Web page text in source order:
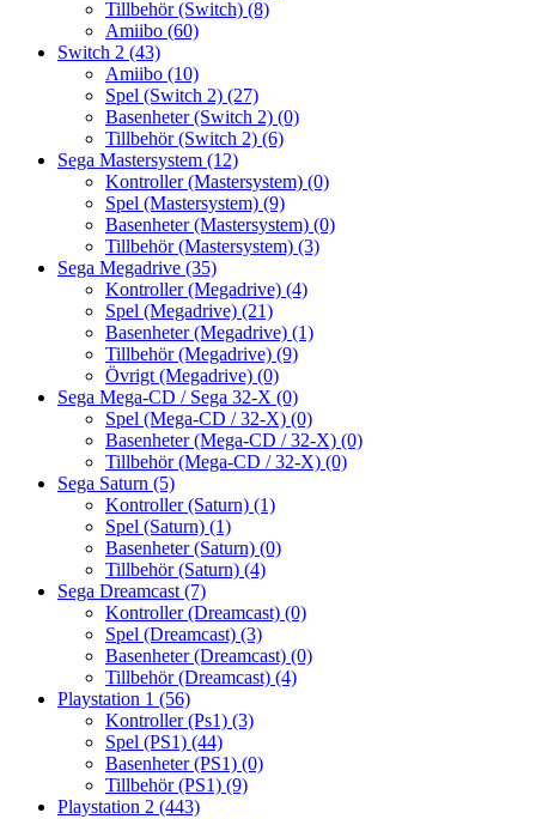
Tillbehör (Switch) (8)
Amiibo (60)
Switch 2 (43)
Amiibo (10)
Spel (Switch 2) (27)
Basenheter (Switch 2) (0)
Tillbehör (Switch 2) (6)
Sega Mastersystem (12)
Kontroller (Mastersystem) (0)
Spel (Mastersystem) (9)
Basenheter (Mastersystem) (0)
Tillbehör (Mastersystem) (3)
Sega Megadrive (35)
Kontroller (Megadrive) (4)
Spel (Megadrive) (21)
Basenheter (Megadrive) (1)
Tillbehör (Megadrive) (9)
Övrigt (Megadrive) (0)
Sega Mega-CD / Sega 32-X (0)
Spel (Mega-CD / 32-X) (0)
Basenheter (Mega-CD / 32-X) (0)
Tillbehör (Mega-CD / 32-X) (0)
Sega Saturn (5)
Kontroller (Saturn) (1)
Spel (Saturn) (1)
Basenheter (Saturn) (0)
Tillbehör (Saturn) (4)
Sega Dreamcast (7)
Kontroller (Dreamcast) (0)
Spel (Dreamcast) (3)
Basenheter (Dreamcast) (0)
Tillbehör (Dreamcast) (4)
Playstation 1 (56)
Kontroller (Ps1) (3)
Spel (PS1) (44)
Basenheter (PS1) (0)
Tillbehör (PS1) (9)
Playstation 2 (443)